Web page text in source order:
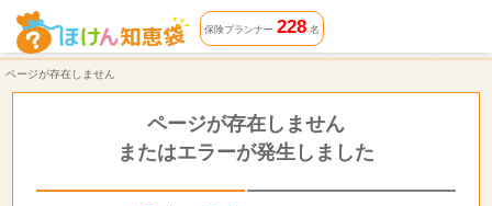
ページが存在しません | ほけん知恵袋
保険プランナー 228名
ページが存在しません
ページが存在しません
またはエラーが発生しました